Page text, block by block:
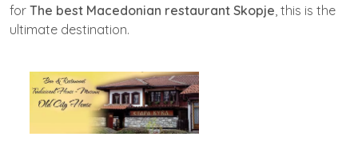
for The best Macedonian restaurant Skopje , this is the
ultimate destination.